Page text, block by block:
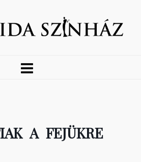
A FEJÜKRE